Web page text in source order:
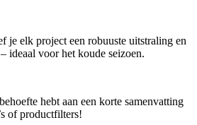
je elk project een robuuste uitstraling en
ideaal voor het koude seizoen.
hebt aan een korte samenvatting
of productfilters!